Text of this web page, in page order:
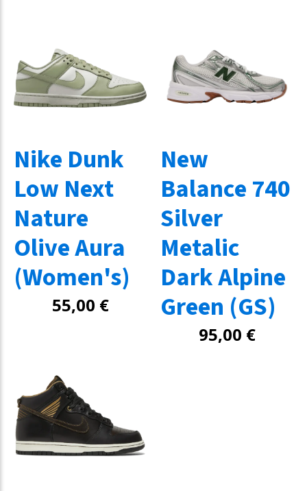
Nike Dunk
Low Next
Nature
Olive Aura
(Women's)
55,00 €
New
Balance 740
Silver
Metalic
Dark Alpine
Green (GS)
95,00 €